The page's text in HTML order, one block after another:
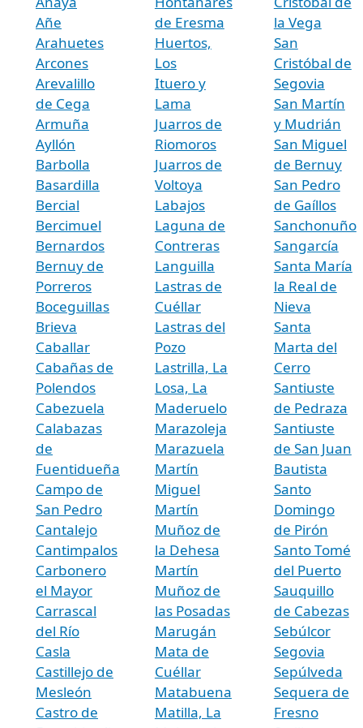
Añe
Arahuetes
Arcones
Arevalillo
de Cega
Armuña
Ayllón
Barbolla
Basardilla
Bercial
Bercimuel
Bernardos
Bernuy de
Porreros
Boceguillas
Brieva
Caballar
Cabañas de
Polendos
Cabezuela
Calabazas
de
Fuentidueña
Campo de
San Pedro
Cantalejo
Cantimpalos
Carbonero
el Mayor
Carrascal
del Río
Casla
Castillejo de
Mesleón
Castro de
de Eresma
Huertos,
Los
Ituero y
Lama
Juarros de
Riomoros
Juarros de
Voltoya
Labajos
Laguna de
Contreras
Languilla
Lastras de
Cuéllar
Lastras del
Pozo
Lastrilla, La
Losa, La
Maderuelo
Marazoleja
Marazuela
Martín
Miguel
Martín
Muñoz de
la Dehesa
Martín
Muñoz de
las Posadas
Marugán
Mata de
Cuéllar
Matabuena
Matilla, La
la Vega
San
Cristóbal de
Segovia
San Martín
y Mudrián
San Miguel
de Bernuy
San Pedro
de Gaíllos
Sanchonuño
Sangarcía
Santa María
la Real de
Nieva
Santa
Marta del
Cerro
Santiuste
de Pedraza
Santiuste
de San Juan
Bautista
Santo
Domingo
de Pirón
Santo Tomé
del Puerto
Sauquillo
de Cabezas
Sebúlcor
Segovia
Sepúlveda
Sequera de
Fresno